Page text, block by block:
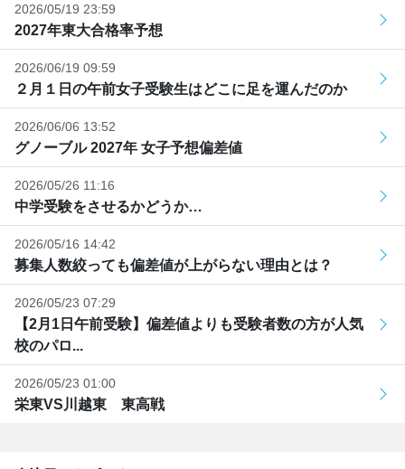
2026/05/19 23:59
2027年東大合格率予想
2026/06/19 09:59
２月１日の午前女子受験生はどこに足を運んだのか
2026/06/06 13:52
グノーブル 2027年 女子予想偏差値
2026/05/26 11:16
中学受験をさせるかどうか…
2026/05/16 14:42
募集人数絞っても偏差値が上がらない理由とは？
2026/05/23 07:29
【2月1日午前受験】偏差値よりも受験者数の方が人気
校のパロ...
2026/05/23 01:00
栄東VS川越東 東高戦